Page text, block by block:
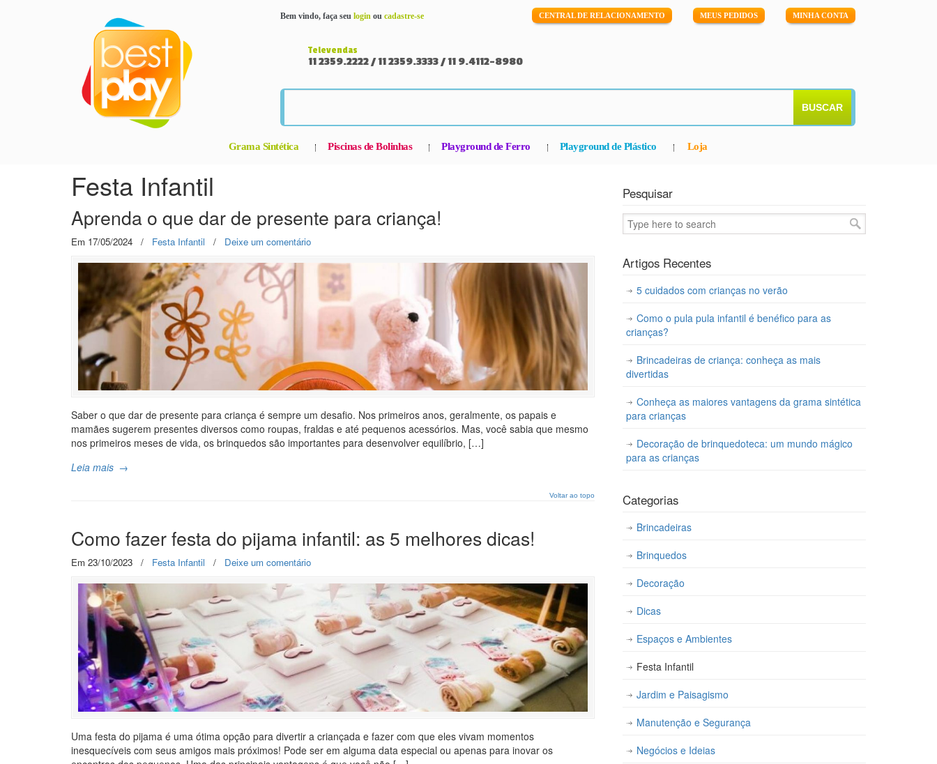
Bem vindo, faça seu login ou cadastre-se MINHA CONTA
MEUS PEDIDOS
CENTRAL DE RELACIONAMENTO
Televendas
11 2359.2222 / 11 2359.3333 / 11 9.4112-8980
BUSCAR
Grama Sintética Piscinas de Bolinhas Playground de Ferro Playground de Plástico Loja
Festa Infantil
Aprenda o que dar de presente para criança!
Em 17/05/2024 / Festa Infantil / Deixe um comentário
Saber o que dar de presente para criança é sempre um desafio. Nos primeiros anos, geralmente, os papais e
mamães sugerem presentes diversos como roupas, fraldas e até pequenos acessórios. Mas, você sabia que mesmo
nos primeiros meses de vida, os brinquedos são importantes para desenvolver equilíbrio, […]
Leia mais →
Voltar ao topo
Como fazer festa do pijama infantil: as 5 melhores dicas!
Em 23/10/2023 / Festa Infantil / Deixe um comentário
Uma festa do pijama é uma ótima opção para divertir a criançada e fazer com que eles vivam momentos
inesquecíveis com seus amigos mais próximos! Pode ser em alguma data especial ou apenas para inovar os
Pesquisar
Artigos Recentes
5 cuidados com crianças no verão
Como o pula pula infantil é benéfico para as
crianças?
Brincadeiras de criança: conheça as mais
divertidas
Conheça as maiores vantagens da grama sintética
para crianças
Decoração de brinquedoteca: um mundo mágico
para as crianças
Categorias
Brincadeiras
Brinquedos
Decoração
Dicas
Espaços e Ambientes
Festa Infantil
Jardim e Paisagismo
Manutenção e Segurança
Negócios e Ideias